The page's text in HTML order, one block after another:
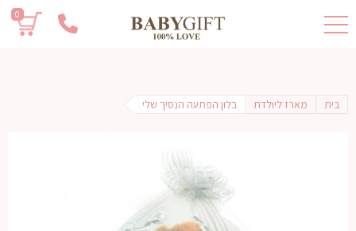
0
בית מארז ליולדת בלון הפתעה הנסיך שלי